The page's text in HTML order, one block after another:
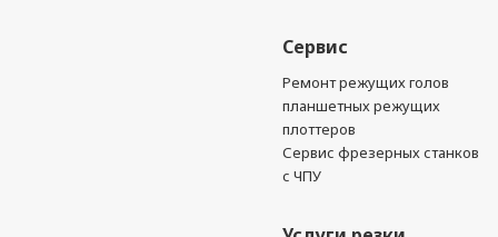
Сервис
Ремонт режущих голов
планшетных режущих
плоттеров
Сервис фрезерных станков
с ЧПУ